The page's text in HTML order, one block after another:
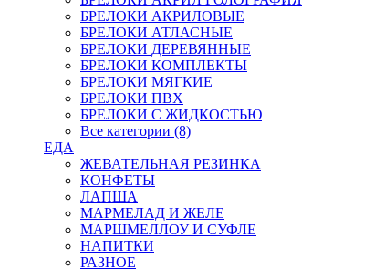
БРЕЛОКИ АКРИЛОВЫЕ
БРЕЛОКИ АТЛАСНЫЕ
БРЕЛОКИ ДЕРЕВЯННЫЕ
БРЕЛОКИ КОМПЛЕКТЫ
БРЕЛОКИ МЯГКИЕ
БРЕЛОКИ ПВХ
БРЕЛОКИ С ЖИДКОСТЬЮ
Все категории (8)
ЕДА
ЖЕВАТЕЛЬНАЯ РЕЗИНКА
КОНФЕТЫ
ЛАПША
МАРМЕЛАД И ЖЕЛЕ
МАРШМЕЛЛОУ И СУФЛЕ
НАПИТКИ
РАЗНОЕ